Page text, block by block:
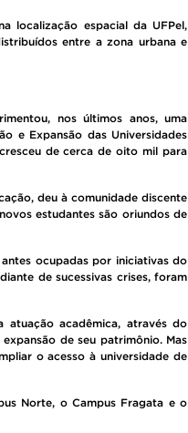
localização espacial da UFPel,
entre a zona urbana e
nos últimos anos, uma
e Expansão das Universidades
de cerca de oito mil para
deu à comunidade discente
estudantes são oriundos de
ocupadas por iniciativas do
de sucessivas crises, foram
atuação acadêmica, através do
de seu patrimônio. Mas
o acesso à universidade de
Norte, o Campus Fragata e o